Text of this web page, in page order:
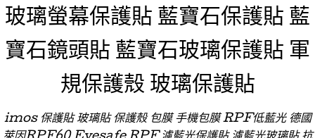
玻璃螢幕保護貼 藍寶石保護貼 藍
寶石鏡頭貼 藍寶石玻璃保護貼 軍
規保護殼 玻璃保護貼
imos 保護貼 玻璃貼 保護殼 包膜 手機包膜 RPF低藍光 德國